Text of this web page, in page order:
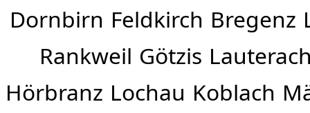
Dornbirn Feldkirch Bregenz
Rankweil Götzis
Hörbranz Lochau Koblach